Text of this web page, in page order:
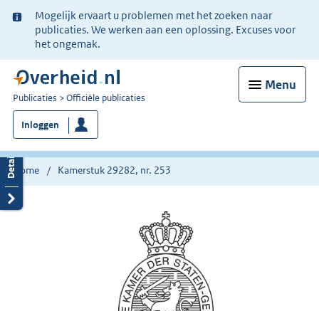
Ter
informatie:
Mogelijk ervaart u problemen met het zoeken naar
publicaties. We werken aan een oplossing. Excuses voor
het ongemak.
Menu
U
bent
nu
hier:
Publicaties Officiële publicaties
Inloggen
Home Kamerstuk 29282, nr. 253